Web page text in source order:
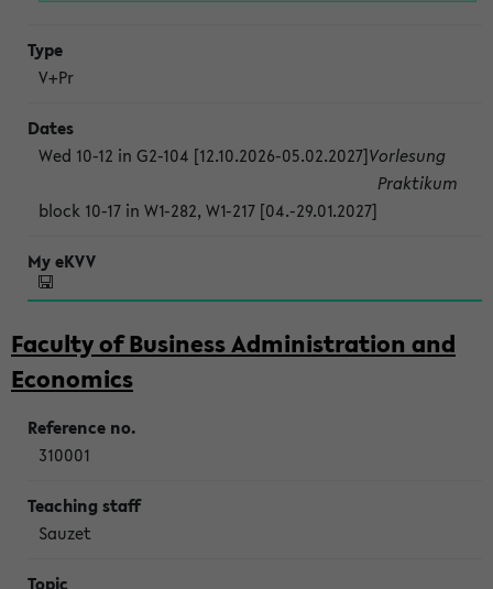
V+Pr
Wed 10-12 in G2-104 [12.10.2026-05.02.2027]Vorlesung
block 10-17 in W1-282, W1-217 [04.-29.01.2027]
Praktikum
Faculty of Business Administration and
Economics
310001
Sauzet